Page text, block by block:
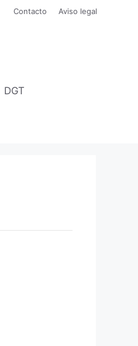
Contacto Aviso legal
DGT